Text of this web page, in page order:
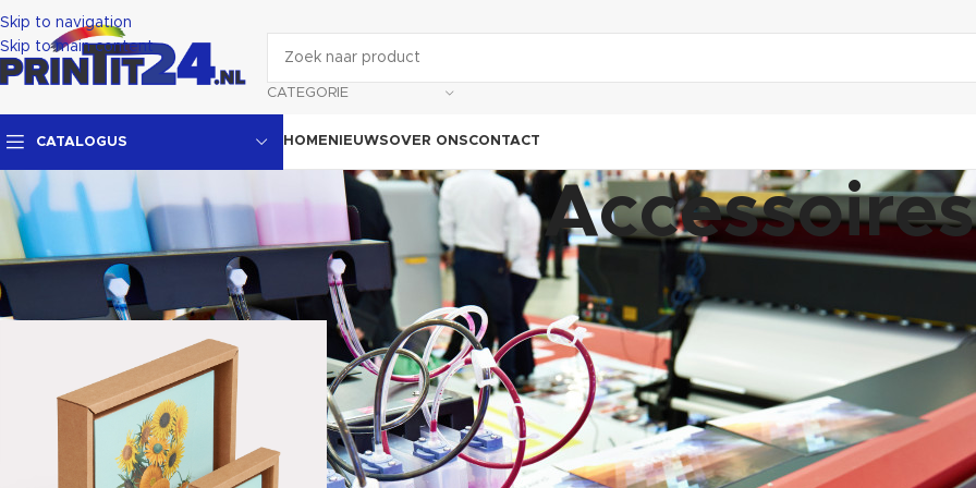
Skip to navigation
Skip to main content
CATEGORIE
CATALOGUS HOME NIEUWSOVER ONSCONTACT
Accessoires